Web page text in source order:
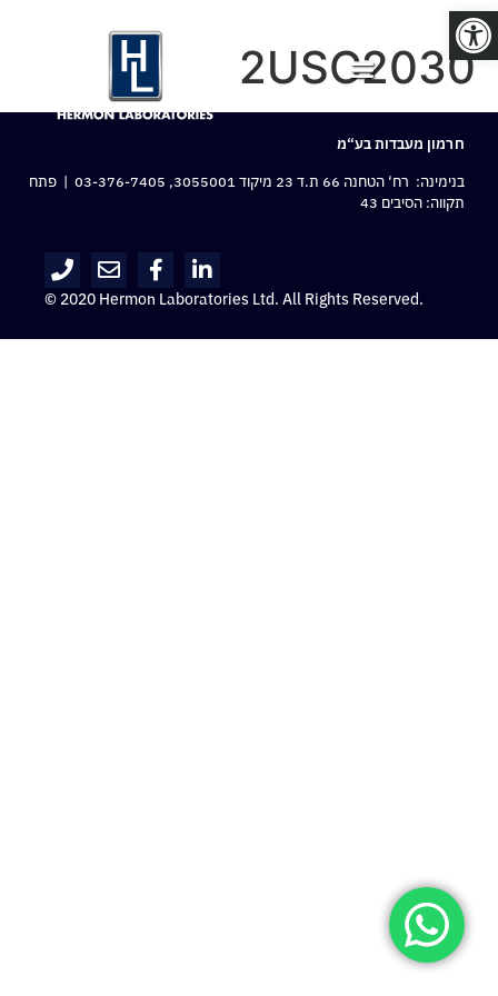
פתח סרגל נגישות
2USC2030
חרמון מעבדות בע“מ
בנימינה: רח‘ הטחנה 66 ת.ד 23 מיקוד 3055001,
03-376-7405 | פתח
תקווה: הסיבים 43
© 2020 Hermon Laboratories Ltd. All Rights Reserved.